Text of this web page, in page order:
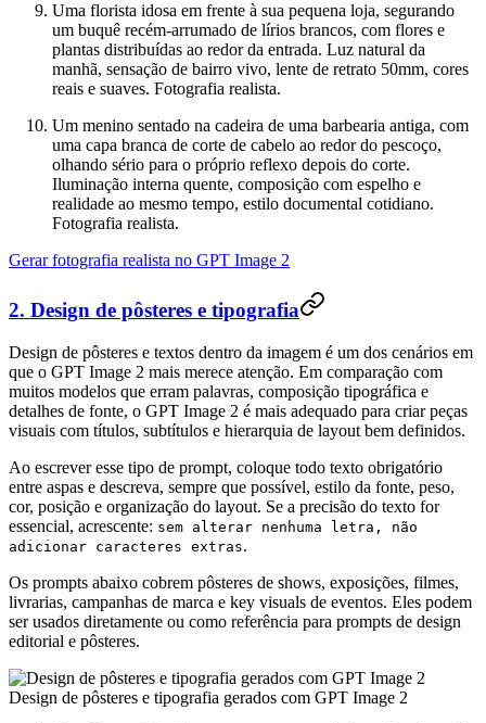
Uma florista idosa em frente à sua pequena loja, segurando
um buquê recém-arrumado de lírios brancos, com flores e
plantas distribuídas ao redor da entrada. Luz natural da
manhã, sensação de bairro vivo, lente de retrato 50mm, cores
reais e suaves. Fotografia realista.
Um menino sentado na cadeira de uma barbearia antiga, com
uma capa branca de corte de cabelo ao redor do pescoço,
olhando sério para o próprio reflexo depois do corte.
Iluminação interna quente, composição com espelho e
realidade ao mesmo tempo, estilo documental cotidiano.
Fotografia realista.
Gerar fotografia realista no GPT Image 2
2. Design de pôsteres e tipografia
Design de pôsteres e textos dentro da imagem é um dos cenários em
que o GPT Image 2 mais merece atenção. Em comparação com
muitos modelos que erram palavras, composição tipográfica e
detalhes de fonte, o GPT Image 2 é mais adequado para criar peças
visuais com títulos, subtítulos e hierarquia de layout bem definidos.
Ao escrever esse tipo de prompt, coloque todo texto obrigatório
entre aspas e descreva, sempre que possível, estilo da fonte, peso,
cor, posição e organização do layout. Se a precisão do texto for
essencial, acrescente: sem alterar nenhuma letra, não
adicionar caracteres extras.
Os prompts abaixo cobrem pôsteres de shows, exposições, filmes,
livrarias, campanhas de marca e key visuals de eventos. Eles podem
ser usados diretamente ou como referência para prompts de design
editorial e pôsteres.
Design de pôsteres e tipografia gerados com GPT Image 2